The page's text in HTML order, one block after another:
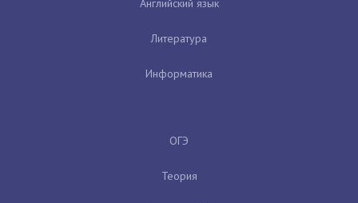
Английский язык
Литература
Информатика
ОГЭ
Теория